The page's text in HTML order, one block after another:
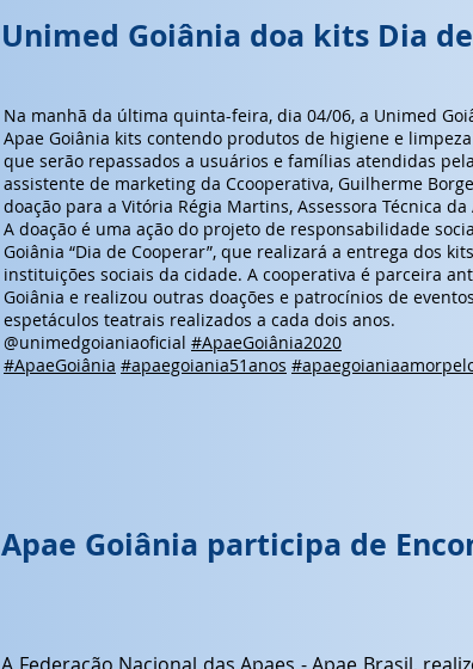
Unimed Goiânia doa kits Dia
Na manhã da última quinta-feira, dia 04/06, a Unimed
Apae Goiânia kits contendo produtos de higiene e
que serão repassados a usuários e famílias atendidas
assistente de marketing da Ccooperativa, Guilherme
doação para a Vitória Régia Martins, Assessora Técnica da
A doação é uma ação do projeto de responsabilidade
Goiânia “Dia de Cooperar”, que realizará a entrega dos
instituições sociais da cidade. A cooperativa é parceira
Goiânia e realizou outras doações e patrocínios de
espetáculos teatrais realizados a cada dois anos.
@unimedgoianiaoficial #ApaeGoiânia2020
#ApaeGoiânia #apaegoiania51anos
Apae Goiânia participa de